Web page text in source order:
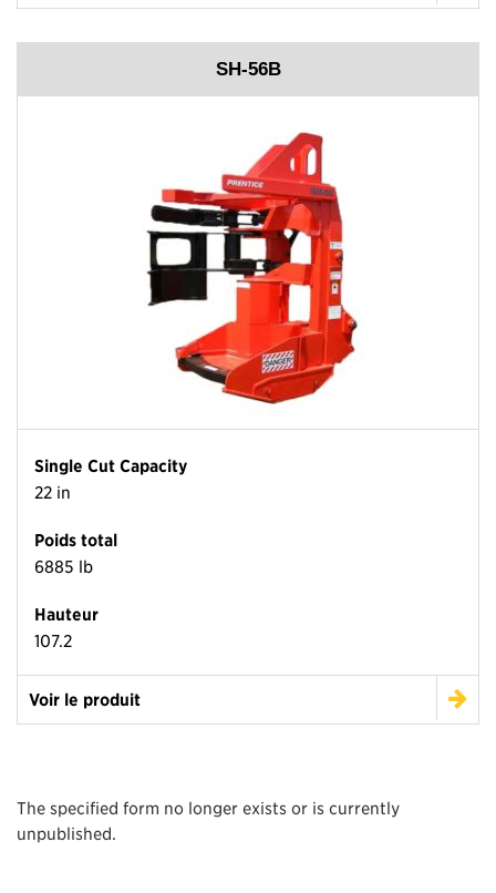
SH-56B
Single Cut Capacity
22 in
Poids total
6885 lb
Hauteur
107.2
Voir le produit
The specified form no longer exists or is currently
unpublished.